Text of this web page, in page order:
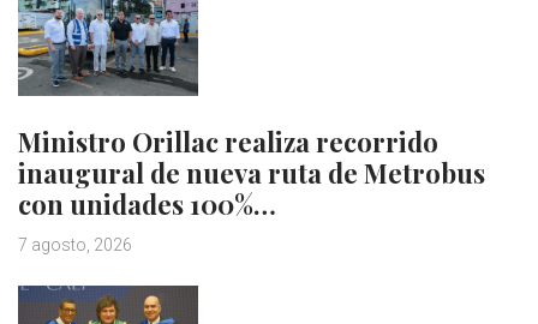
Ministro Orillac realiza recorrido
inaugural de nueva ruta de Metrobus
con unidades 100%…
7 agosto, 2026